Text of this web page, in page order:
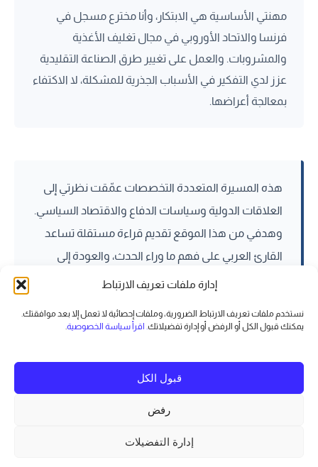
إدارة ملفات تعريف الارتباط
نستخدم ملفات تعريف الارتباط الضرورية، وملفات إحصائية لا تعمل إلا بعد موافقتك.
يمكنك قبول الكل أو الرفض أوإدارة تفضيلاتك. اقرأ سياسة الخصوصية.
قبول الكل
رفض
إدارة التفضيلات
مهنتي الأساسية هي الابتكار، وأنا مخترع مسجل في
فرنسا والاتحاد الأوروبي في مجال تغليف الأغذية
والمشروبات. والعمل على تغيير طرق الصناعة التقليدية
عزز لدي التفكير في الأسباب الجذرية للمشكلة، لا الاكتفاء
بمعالجة أعراضها.
هذه المسيرة المتعددة التخصصات عمّقت نظرتي إلى
العلاقات الدولية وسياسات الدفاع والاقتصاد السياسي.
وهدفي من هذا الموقع تقديم قراءة مستقلة تساعد
القارئ العربي على فهم ما وراء الحدث، والعودة إلى
الأرشيف لمقارنة التحليل بما كشفته الوقائع لاحقاً.
إِنَّ غداً لناظره قريب.